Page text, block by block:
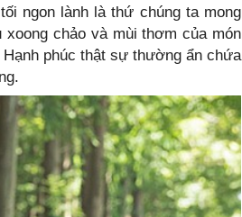
ngon lành là thứ chúng ta mong
chảo và mùi thơm của món
phúc thật sự thường ẩn chứa